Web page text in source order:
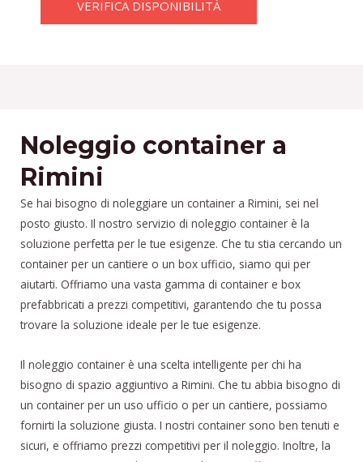
VERIFICA DISPONIBILITÀ
Noleggio container a
Rimini
Se hai bisogno di noleggiare un container a Rimini, sei nel
posto giusto. Il nostro servizio di noleggio container è la
soluzione perfetta per le tue esigenze. Che tu stia cercando un
container per un cantiere o un box ufficio, siamo qui per
aiutarti. Offriamo una vasta gamma di container e box
prefabbricati a prezzi competitivi, garantendo che tu possa
trovare la soluzione ideale per le tue esigenze.
Il noleggio container è una scelta intelligente per chi ha
bisogno di spazio aggiuntivo a Rimini. Che tu abbia bisogno di
un container per un uso ufficio o per un cantiere, possiamo
fornirti la soluzione giusta. I nostri container sono ben tenuti e
sicuri, e offriamo prezzi competitivi per il noleggio. Inoltre, la